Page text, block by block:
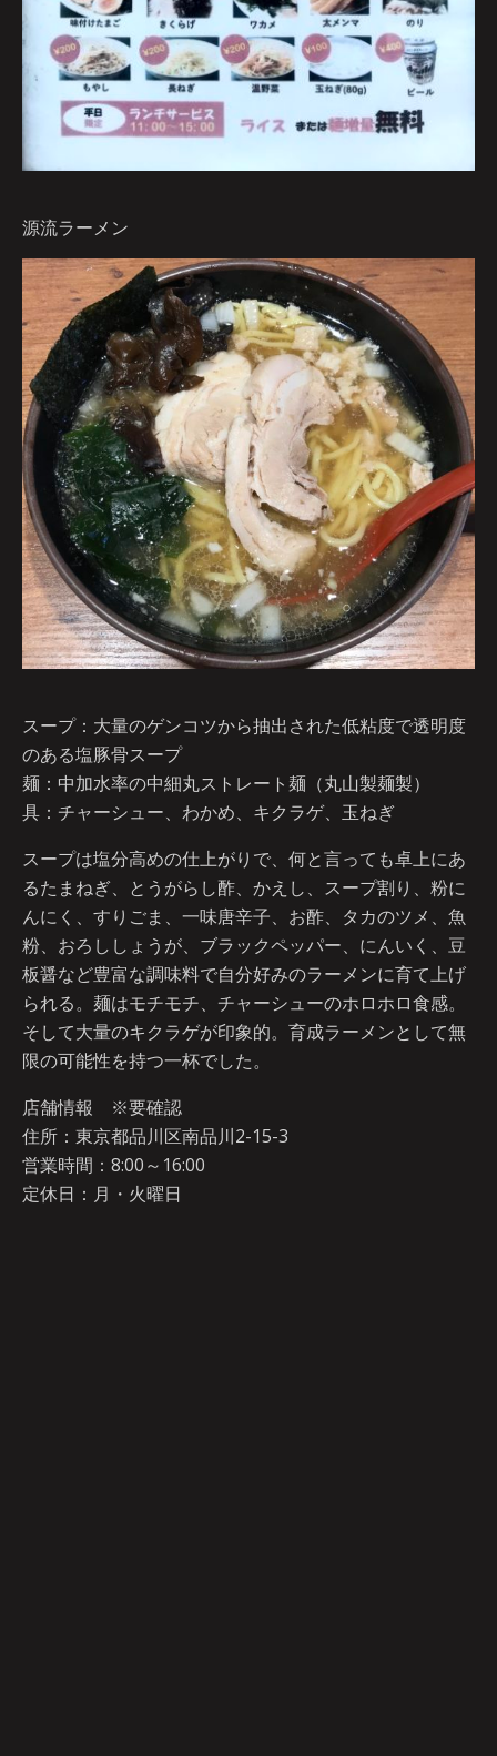
源流ラーメン
スープ：大量のゲンコツから抽出された低粘度で透明度
のある塩豚骨スープ
麺：中加水率の中細丸ストレート麺（丸山製麺製）
具：チャーシュー、わかめ、キクラゲ、玉ねぎ
スープは塩分高めの仕上がりで、何と言っても卓上にあ
るたまねぎ、とうがらし酢、かえし、スープ割り、粉に
んにく、すりごま、一味唐辛子、お酢、タカのツメ、魚
粉、おろししょうが、ブラックペッパー、にんいく、豆
板醤など豊富な調味料で自分好みのラーメンに育て上げ
られる。麺はモチモチ、チャーシューのホロホロ食感。
そして大量のキクラゲが印象的。育成ラーメンとして無
限の可能性を持つ一杯でした。
店舗情報 ※要確認
住所：東京都品川区南品川2-15-3
営業時間：8:00～16:00
定休日：月・火曜日